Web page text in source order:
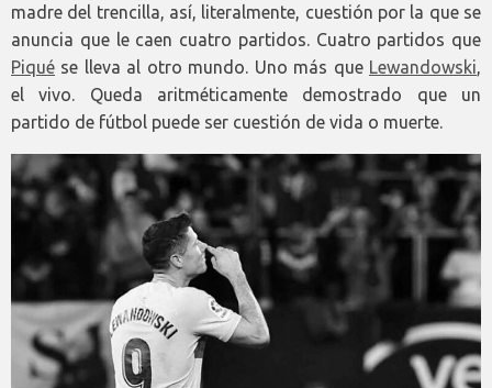
madre del trencilla, así, literalmente, cuestión por la que se
anuncia que le caen cuatro partidos. Cuatro partidos que
Piqué se lleva al otro mundo. Uno más que Lewandowski,
el vivo. Queda aritméticamente demostrado que un
partido de fútbol puede ser cuestión de vida o muerte.